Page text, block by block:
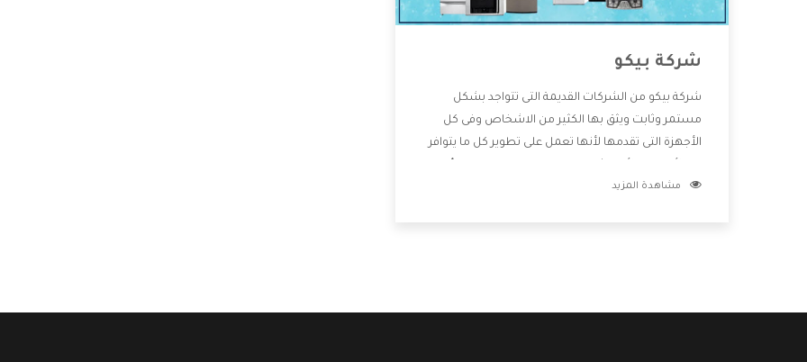
شركة بيكو
شركة بيكو من الشركات القديمة التى تتواجد بشكل
مستمر وثابت ويثق بها الكثير من الاشخاص وفى كل
الأجهزة التى تقدمها لأنها تعمل على تطوير كل ما يتوافر
خدمات ما بعد البيع مع المنتجات وتقدم للعملاء أقوى
مشاهدة المزيد